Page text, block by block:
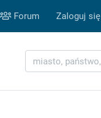
Forum Zaloguj się